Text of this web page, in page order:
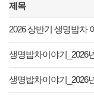
제목
2026 상반기 생명밥차
생명밥차이야기_2026
생명밥차이야기_2026